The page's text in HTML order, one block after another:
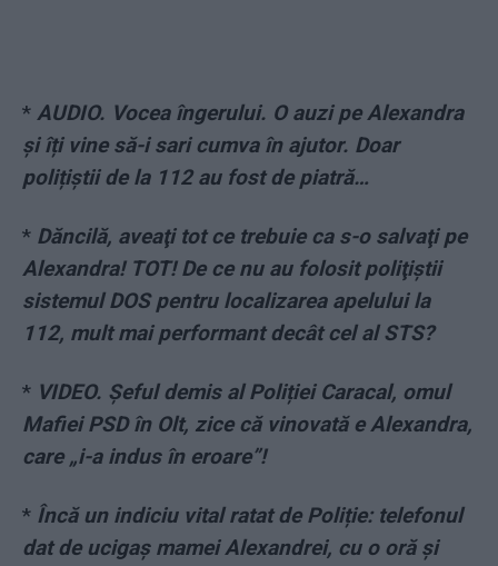
* AUDIO. Vocea îngerului. O auzi pe Alexandra
și îți vine să-i sari cumva în ajutor. Doar
polițiștii de la 112 au fost de piatră…
* Dăncilă, aveaţi tot ce trebuie ca s-o salvaţi pe
Alexandra! TOT! De ce nu au folosit poliţiştii
sistemul DOS pentru localizarea apelului la
112, mult mai performant decât cel al STS?
* VIDEO. Șeful demis al Poliției Caracal, omul
Mafiei PSD în Olt, zice că vinovată e Alexandra,
care „i-a indus în eroare”!
* Încă un indiciu vital ratat de Poliție: telefonul
dat de ucigaș mamei Alexandrei, cu o oră și